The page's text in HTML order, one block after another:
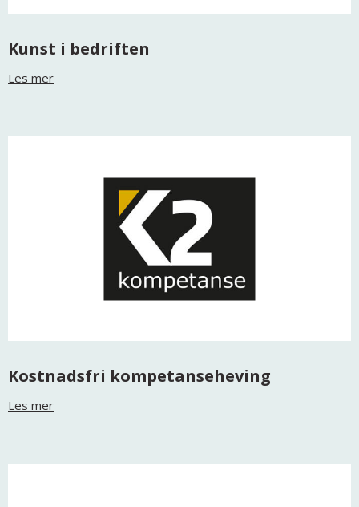
Kunst i bedriften
Les mer
Kostnadsfri kompetanseheving
Les mer